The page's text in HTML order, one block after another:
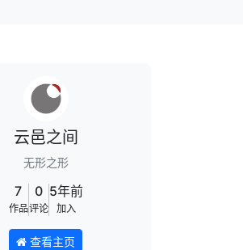
云邑之间
无形之形
7
作品
0
评论
5年前
加入
查看主页